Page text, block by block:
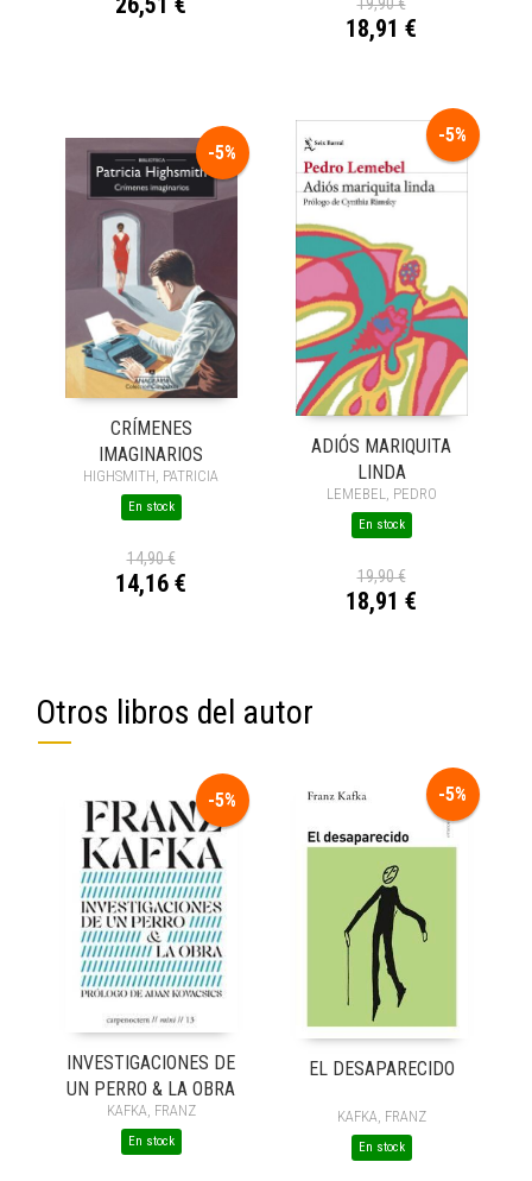
18,91 €
-5%
CRÍMENES
IMAGINARIOS
HIGHSMITH, PATRICIA
En stock
14,90 €
14,16 €
-5%
ADIÓS MARIQUITA
LINDA
LEMEBEL, PEDRO
En stock
19,90 €
18,91 €
Otros libros del autor
-5%
INVESTIGACIONES DE
UN PERRO & LA OBRA
KAFKA, FRANZ
En stock
-5%
EL DESAPARECIDO
KAFKA, FRANZ
En stock